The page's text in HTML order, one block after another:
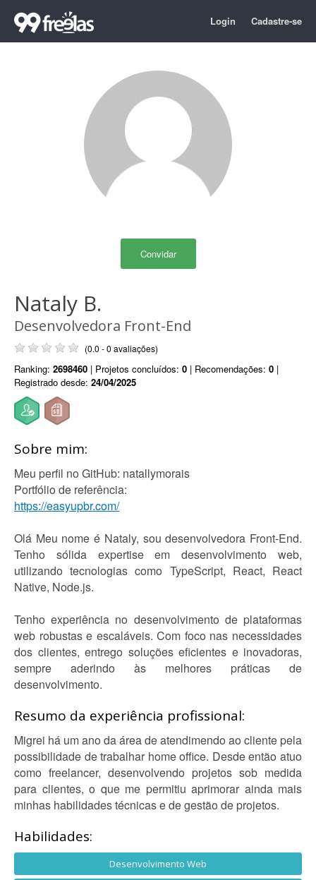
Login Cadastre-se
Convidar
Nataly B.
Desenvolvedora Front-End
(0.0 - 0 avaliações)
Ranking: 2698460 | Projetos concluídos: 0 | Recomendações: 0 |
Registrado desde: 24/04/2025
Sobre mim:
Meu perfil no GitHub: natallymorais
Portfólio de referência:
https://easyupbr.com/
Olá Meu nome é Nataly, sou desenvolvedora Front-End.
Tenho sólida expertise em desenvolvimento web,
utilizando tecnologias como TypeScript, React, React
Native, Node.js.
Tenho experiência no desenvolvimento de plataformas
web robustas e escaláveis. Com foco nas necessidades
dos clientes, entrego soluções eficientes e inovadoras,
sempre aderindo às melhores práticas de
desenvolvimento.
Resumo da experiência profissional:
Migrei há um ano da área de atendimendo ao cliente pela
possibilidade de trabalhar home office. Desde então atuo
como freelancer, desenvolvendo projetos sob medida
para clientes, o que me permitiu aprimorar ainda mais
minhas habilidades técnicas e de gestão de projetos.
Habilidades:
Desenvolvimento Web